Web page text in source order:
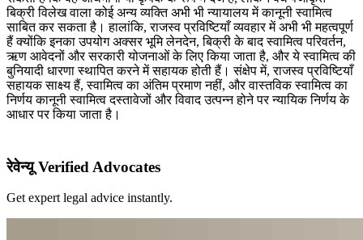
बिक्री विलेख वाला कोई अन्य व्यक्ति अभी भी न्यायालय में कानूनी स्वामित्व
साबित कर सकता है। हालांकि, राजस्व प्रविष्टियाँ व्यवहार में अभी भी महत्वपूर्ण
हैं क्योंकि इनका उपयोग अक्सर भूमि लेनदेन, बिक्री के बाद स्वामित्व परिवर्तन,
ऋण आवेदनों और सरकारी योजनाओं के लिए किया जाता है, और ये स्वामित्व की
बुनियादी धारणा स्थापित करने में सहायक होती हैं। संक्षेप में, राजस्व प्रविष्टियाँ
सहायक साक्ष्य हैं, स्वामित्व का अंतिम प्रमाण नहीं, और वास्तविक स्वामित्व का
निर्णय कानूनी स्वामित्व दस्तावेजों और विवाद उत्पन्न होने पर न्यायिक निर्णय के
आधार पर किया जाता है।
रेवेन्यू Verified Advocates
Get expert legal advice instantly.